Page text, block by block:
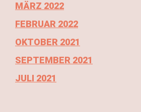
MÄRZ 2022
FEBRUAR 2022
OKTOBER 2021
SEPTEMBER 2021
JULI 2021